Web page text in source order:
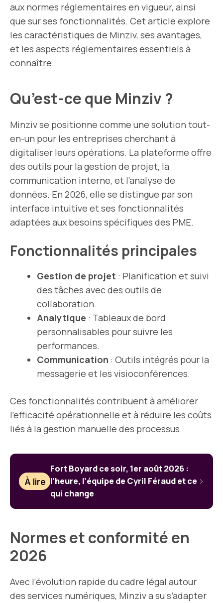
aux normes réglementaires en vigueur, ainsi
que sur ses fonctionnalités. Cet article explore
les caractéristiques de Minziv, ses avantages,
et les aspects réglementaires essentiels à
connaître.
Qu’est-ce que Minziv ?
Minziv se positionne comme une solution tout-
en-un pour les entreprises cherchant à
digitaliser leurs opérations. La plateforme offre
des outils pour la gestion de projet, la
communication interne, et l’analyse de
données. En 2026, elle se distingue par son
interface intuitive et ses fonctionnalités
adaptées aux besoins spécifiques des PME.
Fonctionnalités principales
Gestion de projet : Planification et suivi
des tâches avec des outils de
collaboration.
Analytique : Tableaux de bord
personnalisables pour suivre les
performances.
Communication : Outils intégrés pour la
messagerie et les visioconférences.
Ces fonctionnalités contribuent à améliorer
l’efficacité opérationnelle et à réduire les coûts
liés à la gestion manuelle des processus.
À lire
Fort Boyard ce soir, 1er août 2026 :
l’heure, l’équipe de Cyril Féraud et ce
qui change
Normes et conformité en
2026
Avec l’évolution rapide du cadre légal autour
des services numériques, Minziv a su s’adapter